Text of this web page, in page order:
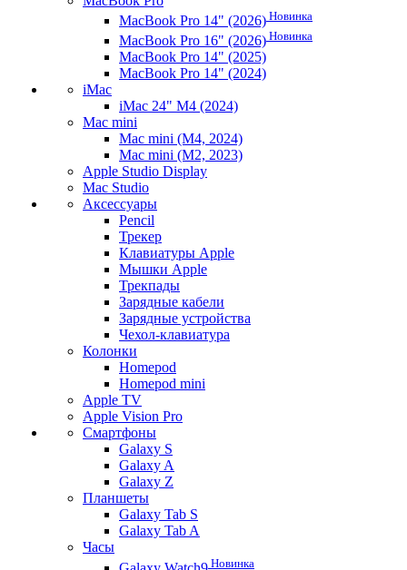
MacBook Pro 14" (2026) Новинка
MacBook Pro 16" (2026) Новинка
MacBook Pro 14" (2025)
MacBook Pro 14" (2024)
iMac
iMac 24" M4 (2024)
Mac mini
Mac mini (M4, 2024)
Mac mini (M2, 2023)
Apple Studio Display
Mac Studio
Аксессуары
Pencil
Трекер
Клавиатуры Apple
Мышки Apple
Трекпады
Зарядные кабели
Зарядные устройства
Чехол-клавиатура
Колонки
Homepod
Homepod mini
Apple TV
Apple Vision Pro
Смартфоны
Galaxy S
Galaxy A
Galaxy Z
Планшеты
Galaxy Tab S
Galaxy Tab A
Часы
Новинка